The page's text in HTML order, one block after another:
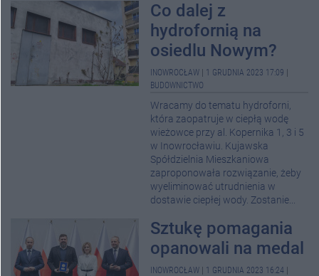
Co dalej z
hydrofornią na
osiedlu Nowym?
INOWROCŁAW 1 GRUDNIA 2023 17:09
BUDOWNICTWO
Wracamy do tematu hydroforni,
która zaopatruje w ciepłą wodę
wieżowce przy al. Kopernika 1, 3 i 5
w Inowrocławiu. Kujawska
Spółdzielnia Mieszkaniowa
zaproponowała rozwiązanie, żeby
wyeliminować utrudnienia w
dostawie ciepłej wody. Zostanie...
Sztukę pomagania
opanowali na medal
INOWROCŁAW 1 GRUDNIA 2023 16:24